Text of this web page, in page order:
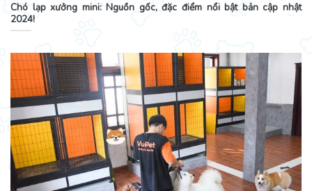
Chó lạp xưởng mini: Nguồn gốc, đặc điểm nổi bật bản cập nhật
2024!